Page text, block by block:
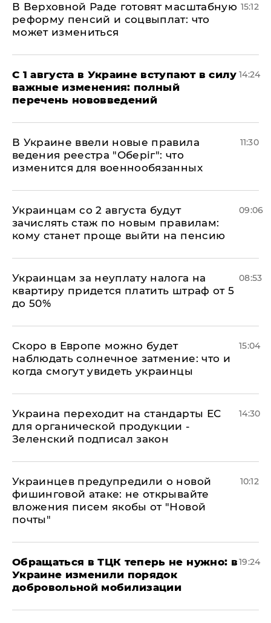
В Верховной Раде готовят масштабную
реформу пенсий и соцвыплат: что
может измениться
15:12
С 1 августа в Украине вступают в силу
важные изменения: полный
перечень нововведений
14:24
В Украине ввели новые правила
ведения реестра "Оберіг": что
изменится для военнообязанных
11:30
Украинцам со 2 августа будут
зачислять стаж по новым правилам:
кому станет проще выйти на пенсию
09:06
Украинцам за неуплату налога на
квартиру придется платить штраф от 5
до 50%
08:53
Скоро в Европе можно будет
наблюдать солнечное затмение: что и
когда смогут увидеть украинцы
15:04
Украина переходит на стандарты ЕС
для органической продукции -
Зеленский подписал закон
14:30
Украинцев предупредили о новой
фишинговой атаке: не открывайте
вложения писем якобы от "Новой
почты"
10:12
Обращаться в ТЦК теперь не нужно: в
Украине изменили порядок
добровольной мобилизации
19:24